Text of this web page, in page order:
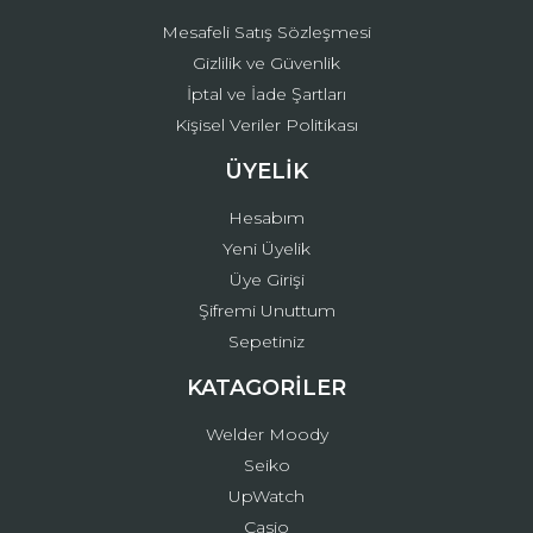
Mesafeli Satış Sözleşmesi
Gizlilik ve Güvenlik
İptal ve İade Şartları
Kişisel Veriler Politikası
ÜYELİK
Hesabım
Yeni Üyelik
Üye Girişi
Şifremi Unuttum
Sepetiniz
KATAGORİLER
Welder Moody
Seiko
UpWatch
Casio